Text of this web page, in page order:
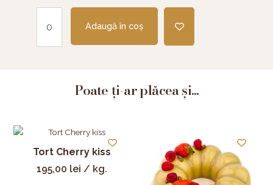
Adaugă în coș
Poate ți-ar plăcea și...
Tort Cherry kiss
195,00 lei / kg.